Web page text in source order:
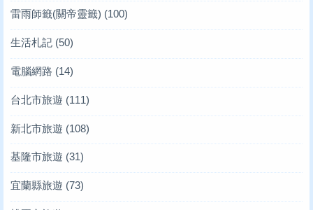
雷雨師籤(關帝靈籤) (100)
生活札記 (50)
電腦網路 (14)
台北市旅遊 (111)
新北市旅遊 (108)
基隆市旅遊 (31)
宜蘭縣旅遊 (73)